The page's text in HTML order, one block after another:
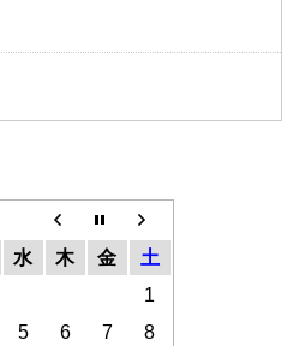
水 木 金
土
1
5 6 7 8